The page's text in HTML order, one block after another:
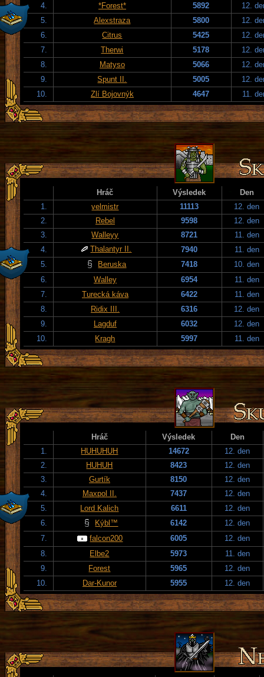
4.
*Forest* 5892
12.
5.
Alexstraza 5800
12.
6.
Citrus 5425
12.
7.
Therwi 5178
12.
8.
Matyso 5066
12.
9.
Spunt II. 5005
12.
10.
Zlí Bojovnýk 4647 11.
Hráč Výsledek
Den
1.
velmistr 11113
12. den
2.
Rebel 9598
12. den
3.
Walleyy 8721
11. den
4.
Thalantyr II. 7940
11. den
5.
Beruska 7418
10. den
6.
Walley 6954
11. den
7.
Turecká káva 6422
11. den
8.
Ridix III. 6316
12. den
9.
Lagduf 6032
12. den
10.
Kragh 5997 11. den
Hráč Výsledek
Den
1.
HUHUHUH 14672
12. den
2.
HUHUH 8423
12. den
3.
Gurtík 8150
12. den
4.
Maxpol II. 7437
12. den
5.
Lord Kalich 6611
12. den
6.
Kýbl™ 6142
12. den
7.
falcon200 6005
12. den
8.
Elbe2 5973
11. den
9.
Forest 5965
12. den
10.
Dar-Kunor 5955 12. den